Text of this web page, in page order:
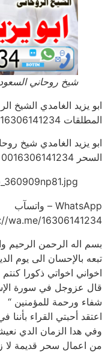
شيخ روحاني
ابو يزيد الغامدي الشيخ
المطلقات 0016306141234
ابو يزيد الغامدي شيخ
السحر 0016306141234
WhatsApp – واتسآب
wa.me/16306141234
بسم اله الرحمن الرحيم
تبعه بالإحسان الى يوم
اخواني اخواتي ذكورا كنتم
شفاء ورحمة للمؤمنين “
اعتقد أحبتي القراء
وفي هدا الزمان الدي
من اعمال سحر قديمة لا